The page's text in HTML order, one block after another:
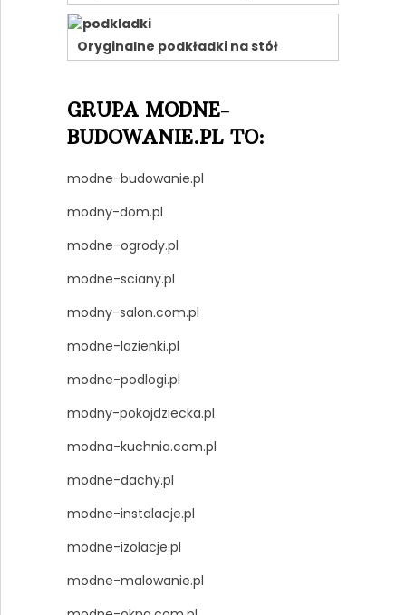
Oryginalne podkładki na stół
GRUPA MODNE-
BUDOWANIE.PL TO:
modne-budowanie.pl
modny-dom.pl
modne-ogrody.pl
modne-sciany.pl
modny-salon.com.pl
modne-lazienki.pl
modne-podlogi.pl
modny-pokojdziecka.pl
modna-kuchnia.com.pl
modne-dachy.pl
modne-instalacje.pl
modne-izolacje.pl
modne-malowanie.pl